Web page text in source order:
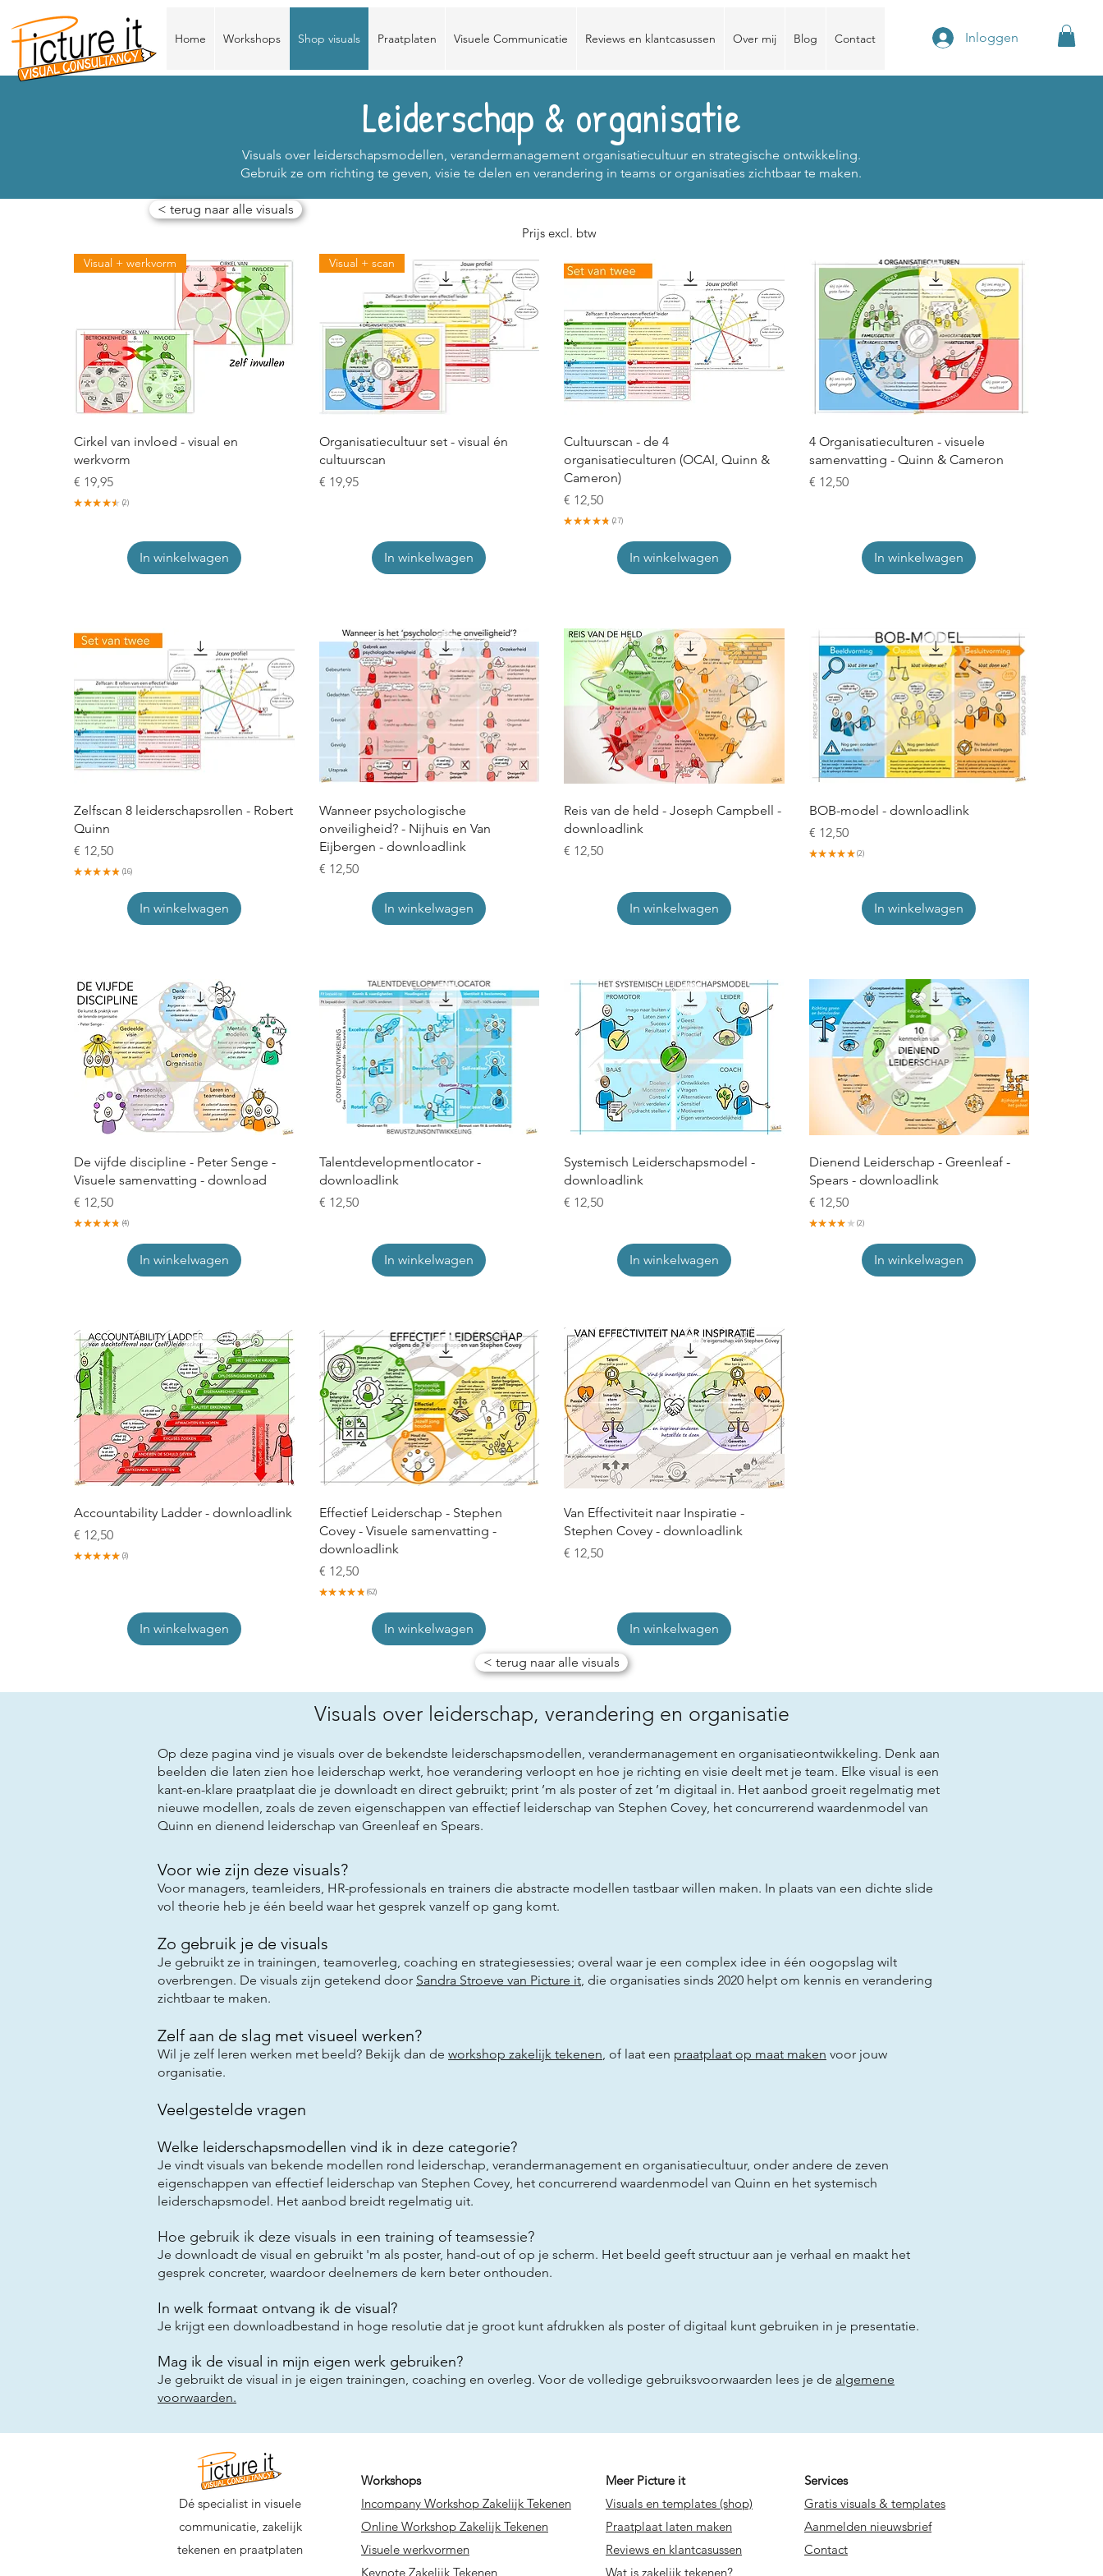
Home Workshops Shop visuals Praatplaten Visuele Communicatie Reviews en klantcasussen Over mij Blog Contact Inloggen
Leiderschap & organisatie
Visuals over leiderschapsmodellen, verandermanagement organisatiecultuur en strategische ontwikkeling.
Gebruik ze om richting te geven, visie te delen en verandering in teams or organisaties zichtbaar te maken.
< terug naar alle visuals
Prijs excl. btw
Visual + werkvorm
Cirkel van invloed - visual en
werkvorm
Prijs
€ 19,95
★ ★★ ★★ 2
2
In winkelwagen
Visual + scan
Organisatiecultuur set - visual én
cultuurscan
Prijs
€ 19,95
In winkelwagen
Cultuurscan - de 4
organisatieculturen (OCAI, Quinn &
Cameron)
Prijs
€ 12,50
★ ★★ ★★ 27
27
In winkelwagen
4 Organisatieculturen - visuele
samenvatting - Quinn & Cameron
Prijs
€ 12,50
In winkelwagen
Zelfscan 8 leiderschapsrollen - Robert
Quinn
Prijs
€ 12,50
★ ★★ ★★ 16
16
In winkelwagen
Wanneer psychologische
onveiligheid? - Nijhuis en Van
Eijbergen - downloadlink
Prijs
€ 12,50
In winkelwagen
Reis van de held - Joseph Campbell -
downloadlink
Prijs
€ 12,50
In winkelwagen
BOB-model - downloadlink
Prijs
€ 12,50
★★ ★★ ★ 2
2
In winkelwagen
De vijfde discipline - Peter Senge -
Visuele samenvatting - download
Prijs
€ 12,50
★ ★★ ★★ 4
4
In winkelwagen
Talentdevelopmentlocator -
downloadlink
Prijs
€ 12,50
In winkelwagen
Systemisch Leiderschapsmodel -
downloadlink
Prijs
€ 12,50
In winkelwagen
Dienend Leiderschap - Greenleaf -
Spears - downloadlink
Prijs
€ 12,50
★★ ★★ ★ 2
2
In winkelwagen
Accountability Ladder - downloadlink
Prijs
€ 12,50
★ ★★ ★★ 3
3
In winkelwagen
Effectief Leiderschap - Stephen
Covey - Visuele samenvatting -
downloadlink
Prijs
€ 12,50
★★ ★★ ★ 62
62
In winkelwagen
Van Effectiviteit naar Inspiratie -
Stephen Covey - downloadlink
Prijs
€ 12,50
In winkelwagen
< terug naar alle visuals
Visuals over leiderschap, verandering en organisatie
Op deze pagina vind je visuals over de bekendste leiderschapsmodellen, verandermanagement en organisatieontwikkeling. Denk aan
beelden die laten zien hoe leiderschap werkt, hoe verandering verloopt en hoe je richting en visie deelt met je team. Elke visual is een
kant-en-klare praatplaat die je downloadt en direct gebruikt; print ’m als poster of zet ’m digitaal in. Het aanbod groeit regelmatig met
nieuwe modellen, zoals de zeven eigenschappen van effectief leiderschap van Stephen Covey, het concurrerend waardenmodel van
Quinn en dienend leiderschap van Greenleaf en Spears.
Voor wie zijn deze visuals?
Voor managers, teamleiders, HR-professionals en trainers die abstracte modellen tastbaar willen maken. In plaats van een dichte slide
vol theorie heb je één beeld waar het gesprek vanzelf op gang komt.
Zo gebruik je de visuals
Je gebruikt ze in trainingen, teamoverleg, coaching en strategiesessies; overal waar je een complex idee in één oogopslag wilt
overbrengen. De visuals zijn getekend door Sandra Stroeve van Picture it, die organisaties sinds 2020 helpt om kennis en verandering
zichtbaar te maken.
Zelf aan de slag met visueel werken?
Wil je zelf leren werken met beeld? Bekijk dan de workshop zakelijk tekenen, of laat een praatplaat op maat maken voor jouw
organisatie.
Veelgestelde vragen
Welke leiderschapsmodellen vind ik in deze categorie?
Je vindt visuals van bekende modellen rond leiderschap, verandermanagement en organisatiecultuur, onder andere de zeven
eigenschappen van effectief leiderschap van Stephen Covey, het concurrerend waardenmodel van Quinn en het systemisch
leiderschapsmodel. Het aanbod breidt regelmatig uit.
Hoe gebruik ik deze visuals in een training of teamsessie?
Je downloadt de visual en gebruikt 'm als poster, hand-out of op je scherm. Het beeld geeft structuur aan je verhaal en maakt het
gesprek concreter, waardoor deelnemers de kern beter onthouden.
In welk formaat ontvang ik de visual?
Je krijgt een downloadbestand in hoge resolutie dat je groot kunt afdrukken als poster of digitaal kunt gebruiken in je presentatie.
Mag ik de visual in mijn eigen werk gebruiken?
Je gebruikt de visual in je eigen trainingen, coaching en overleg. Voor de volledige gebruiksvoorwaarden lees je de algemene
voorwaarden.
Dé specialist in visuele
communicatie, zakelijk
tekenen en praatplaten
Workshops
Incompany Workshop Zakelijk Tekenen
Online Workshop Zakelijk Tekenen
Visuele werkvormen
Keynote Zakelijk Tekenen
Meer Picture it
Visuals en templates (shop)
Praatplaat laten maken
Reviews en klantcasussen
Wat is zakelijk tekenen?​
Services
Gratis visuals & templates
Aanmelden nieuwsbrief
Contact